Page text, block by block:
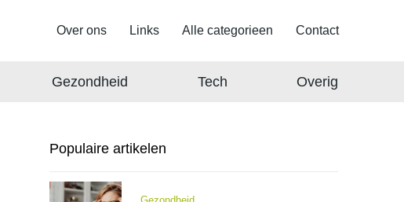
Over ons Links Alle categorieen Contact
Gezondheid Tech Overig
Populaire artikelen